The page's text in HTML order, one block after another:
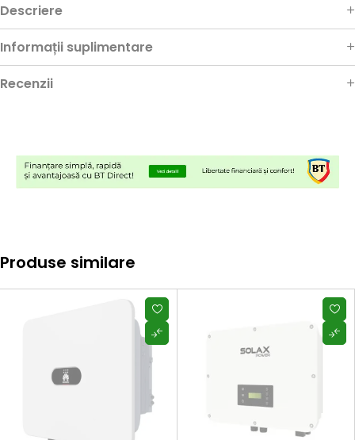
Descriere
Informații suplimentare
Recenzii
Produse similare